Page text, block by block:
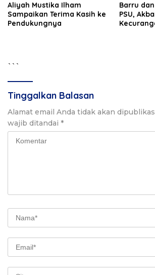
Aliyah Mustika Ilham
Sampaikan Terima Kasih ke
Pendukungnya
Barru
PSU,
```
Tinggalkan Balasan
Alamat email Anda tidak akan
wajib ditandai *